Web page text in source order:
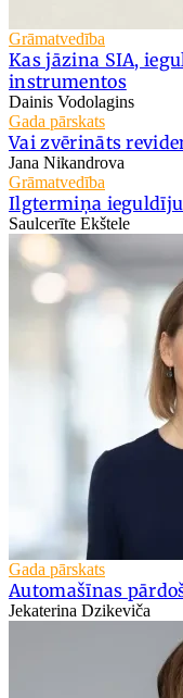
Grāmatvedība
Kas jāzina SIA,
instrumentos
Dainis Vodolagins
Gada pārskats
Vai zvērināts
Jana Nikandrova
Grāmatvedība
Ilgtermiņa
Saulcerīte Ekštele
Gada pārskats
Automašīnas
Jekaterina Dzikeviča